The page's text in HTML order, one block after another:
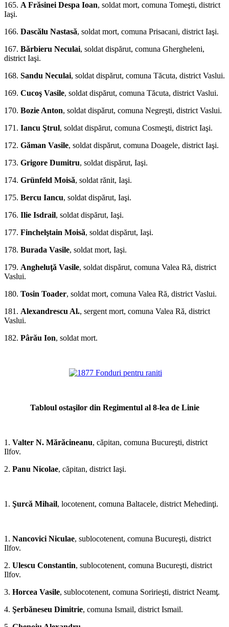
165. A Frăsinei Despa Ioan, soldat mort, comuna Tomeşti, district
Iaşi.
166. Dascălu Nastasă, sol­dat mort, comuna Prisacani, district Iaşi.
167. Bărbieru Neculai, soldat dispărut, comuna Ghergheleni,
district Iaşi.
168. Sandu Neculai, sol­dat dispărut, comuna Tăcuta, district Vaslui.
169. Cucoş Vasile, soldat dispărut, comuna Tă­cuta, district Vaslui.
170. Bozie Anton, soldat dispărut, comuna Negreşti, district Vaslui.
171. Iancu Ştrul, soldat dispărut, comuna Cosmeşti, district Iaşi.
172. Găman Vasile, soldat dis­părut, comuna Doagele, district Iaşi.
173. Grigore Dumitru, soldat dispărut, Iaşi.
174. Grünfeld Moisă, soldat rănit, Iaşi.
175. Bercu Iancu, soldat dispărut, Iaşi.
176. Ilie Isdrail, soldat dispărut, Iaşi.
177. Finchelştain Moisă, soldat dispărut, Iaşi.
178. Burada Vasile, sol­dat mort, Iaşi.
179. Angheluţă Vasile, soldat dispărut, comuna Valea Ră, district
Vaslui.
180. Tosin Toader, soldat mort, comuna Valea Ră, district Vaslui.
181. Alexandrescu Al., sergent mort, comuna Valea Ră, district
Vaslui.
182. Pârău Ion, soldat mort.
Tabloul ostaşilor din Regimentul al 8-lea de Linie
1. Valter N. Mărăcineanu, căpitan, comuna Bucureşti, district
Ilfov.
2. Panu Nicolae, căpitan, dis­trict Iaşi.
1. Şurcă Mihail, locotenent, comuna Baltacele, district Mehedinţi.
1. Nancovici Niculae, sublocotenent, comuna Bucureşti, district
Ilfov.
2. Ulescu Constantin, sublocotenent, comuna Bucureşti, district
Ilfov.
3. Horcea Vasile, sublocotenent, co­muna Soririeşti, district Neamţ.
4. Şerbăneseu Dimitrie, comuna Ismail, district Ismail.